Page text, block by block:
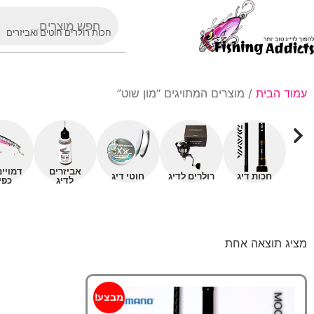
חכות רולרים חוטים ואביזרים
עמוד הבית / מוצרים המתויגים “מון שוט”
חכות דיג רולרים לדיג חוטי דיג
אביזרים
לדיג
מציג תוצאה אחת
מבצע!